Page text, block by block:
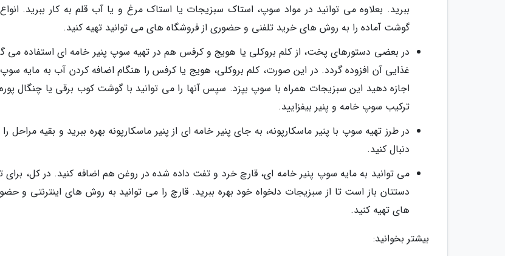
ببرید. بعلاوه می توانید در مواد سوپ، استاک سبزیجات یا استاک مرغ و یا آب قلم به کار ببرید.
گوشت آماده را به روش های خرید تلفنی و حضوری از فروشگاه های می توانید تهیه کنید.
در بعضی دستورهای پخت، از کلم بروکلی یا هویج و کرفس هم در تهیه سوپ پنیر خامه ای استفاده می
غذایی آن افزوده گردد. در این صورت، کلم بروکلی، هویج یا کرفس را هنگام اضافه کردن آب به مایه
اجازه دهید این سبزیجات همراه با سوپ بپزد. سپس آنها را می توانید با گوشت کوب برقی یا چنگال
ترکیب سوپ خامه و پنیر بیفزایید.
در طرز تهیه سوپ با پنیر ماسکارپونه، به جای پنیر خامه ای از پنیر ماسکارپونه بهره ببرید و بقیه مراحل
دنبال کنید.
می توانید به مایه سوپ پنیر خامه ای، قارچ خرد و تفت داده شده در روغن هم اضافه کنید. در کل، برای
دستتان باز است تا از سبزیجات دلخواه خود بهره ببرید. قارچ را می توانید به روش های اینترنتی و
های تهیه کنید.
بیشتر بخوانید: